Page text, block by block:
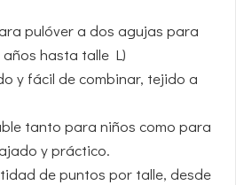
pulóver a dos agujas para
hasta talle L)
y fácil de combinar, tejido a
tanto para niños como para
y práctico.
de puntos por talle, desde